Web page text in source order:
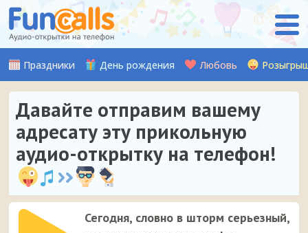
Праздники День рождения Любовь
Давайте отправим вашему
адресату эту прикольную
аудио-открытку на телефон!
Сегодня, словно в шторм серьезный,